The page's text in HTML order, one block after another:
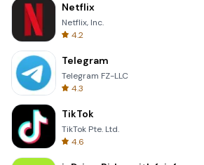
Netflix
Netflix, Inc.
4.2
Telegram
Telegram FZ-LLC
4.3
TikTok
TikTok Pte. Ltd.
4.6